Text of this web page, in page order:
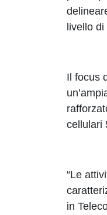
livello
Il focus
cellulari
“Le
in